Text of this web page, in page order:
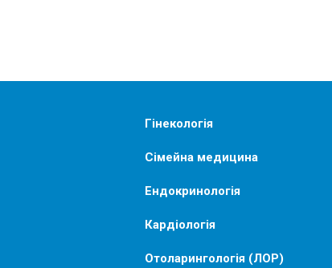
Гінекологія
Сімейна медицина
Ендокринологія
Кардіологія
Отоларингологія (ЛОР)